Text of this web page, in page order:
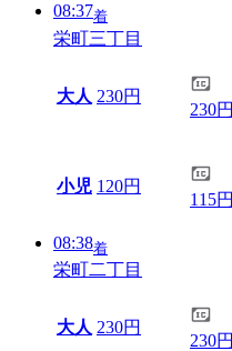
08:37着
栄町三丁目
大人 230円
230円
小児 120円
115円
08:38着
栄町二丁目
大人 230円
230円